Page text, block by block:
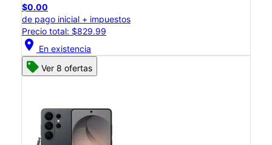
$0.00
de pago inicial + impuestos
Precio total: $829.99
location_on En existencia
Ver 8 ofertas